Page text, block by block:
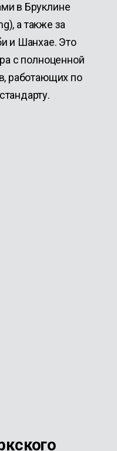
в Бруклине
а также за
и Шанхае. Это
с полноценной
работающих по